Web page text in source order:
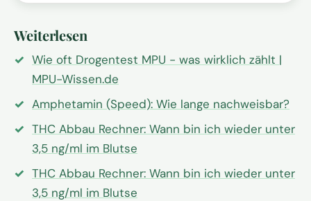
Weiterlesen
Wie oft Drogentest MPU - was wirklich zählt |
MPU-Wissen.de
Amphetamin (Speed): Wie lange nachweisbar?
THC Abbau Rechner: Wann bin ich wieder unter
3,5 ng/ml im Blutse
THC Abbau Rechner: Wann bin ich wieder unter
3,5 ng/ml im Blutse